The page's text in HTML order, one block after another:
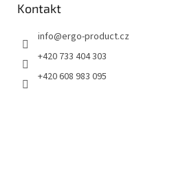
Kontakt
info@ergo-product.cz
+420 733 404 303
+420 608 983 095